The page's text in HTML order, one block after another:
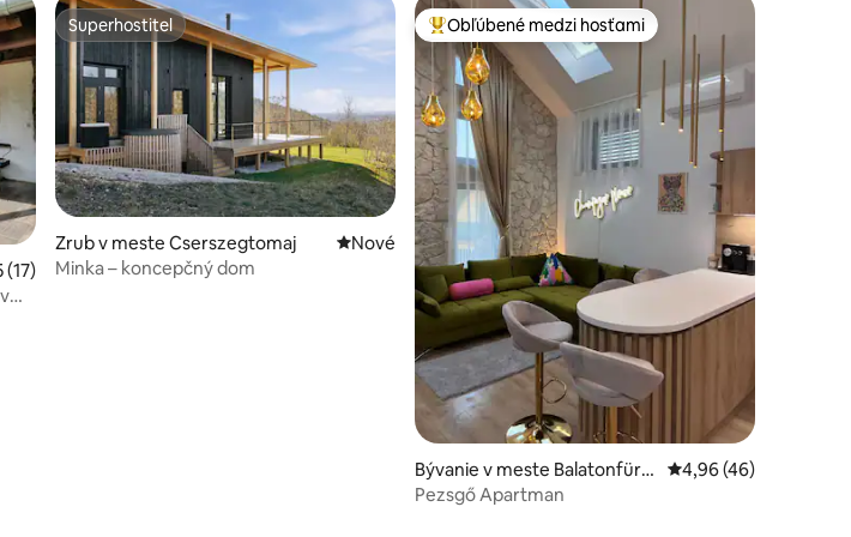
49
ohodnotenie 5 z 5, počet hodnotení: 17
(17)
Superhostiteľ
Superhostiteľ
Zrub v meste Cserszegtomaj Nové ubytovanie
Nové
Minka – koncepčný dom
Najobľúbenejšie medzi hosťami
Obľúbené medzi hosťami
Bývanie v meste Balatonfüre
d
Priemerné
4,96 (46)
Pezsgő Apartman